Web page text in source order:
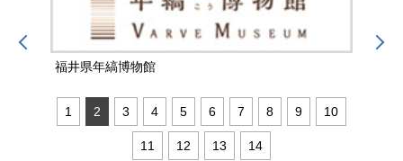
福井県年縞博物館
1 2 3 4 5 6 7 8 9 10
11 12 13 14